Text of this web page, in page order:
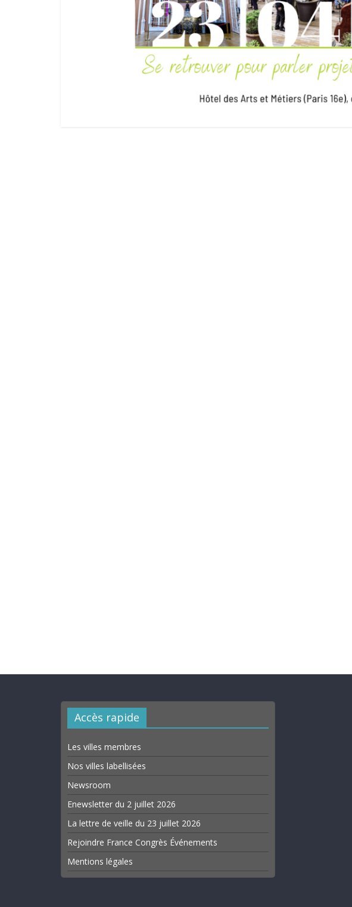
Accès rapide
Les villes membres
Nos villes labellisées
Newsroom
Enewsletter du 2 juillet 2026
La lettre de veille du 23 juillet 2026
Rejoindre France Congrès Événements
Mentions légales